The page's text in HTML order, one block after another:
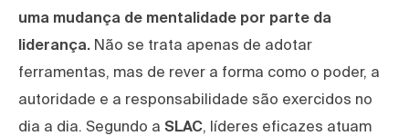
uma mudança de mentalidade por parte da
liderança. Não se trata apenas de adotar
ferramentas, mas de rever a forma como o poder, a
autoridade e a responsabilidade são exercidos no
dia a dia. Segundo a SLAC, líderes eficazes atuam